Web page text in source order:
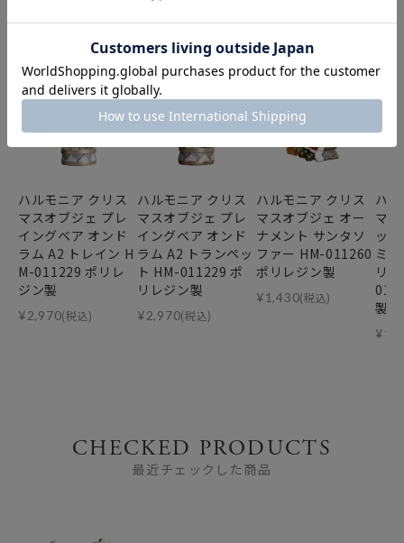
ハルモニア クリス
マスオブジェ プレ
イングベア オンド
ラム A2 トレイン H
M-011229 ポリレ
ジン製
¥2,970(税込)
ハルモニア クリス
マスオブジェ プレ
イングベア オンド
ラム A2 トランペッ
ト HM-011229 ポ
リレジン製
¥2,970(税込)
ハルモニア クリス
マスオブジェ オー
ナメント サンタソ
ファー HM-011260
ポリレジン製
¥1,430(税込)
ハ
マ
ッ
ミ
リ
製
¥
CHECKED PRODUCTS
最近チェックした商品